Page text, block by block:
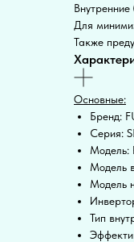
Для
Также
Основные:
Бренд:
Серия:
Модель:
Модель
Модель
Тип